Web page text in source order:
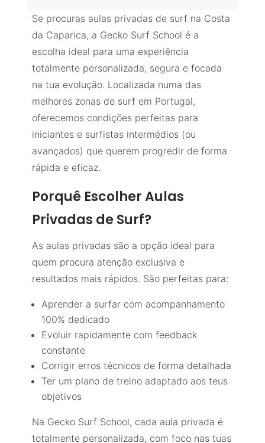
Se procuras aulas privadas de surf na Costa
da Caparica, a Gecko Surf School é a
escolha ideal para uma experiência
totalmente personalizada, segura e focada
na tua evolução. Localizada numa das
melhores zonas de surf em Portugal,
oferecemos condições perfeitas para
iniciantes e surfistas intermédios (ou
avançados) que querem progredir de forma
rápida e eficaz.
Porquê Escolher Aulas
Privadas de Surf?
As aulas privadas são a opção ideal para
quem procura atenção exclusiva e
resultados mais rápidos. São perfeitas para:
Aprender a surfar com acompanhamento
100% dedicado
Evoluir rapidamente com feedback
constante
Corrigir erros técnicos de forma detalhada
Ter um plano de treino adaptado aos teus
objetivos
Na Gecko Surf School, cada aula privada é
totalmente personalizada, com foco nas tuas